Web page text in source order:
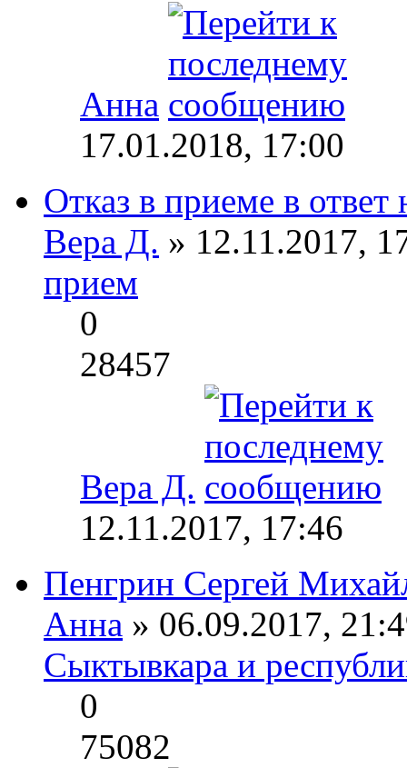
Анна
17.01.2018, 17:00
Отказ в приеме в ответ
Вера Д. » 12.11.2017,
прием
0
28457
Вера Д.
12.11.2017, 17:46
Пенгрин Сергей
Анна » 06.09.2017,
Сыктывкара и
0
75082